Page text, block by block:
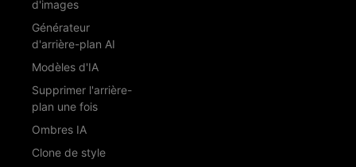
d'images
Générateur
d'arrière-plan AI
Modèles d'IA
Supprimer l'arrière-
plan une fois
Ombres IA
Clone de style